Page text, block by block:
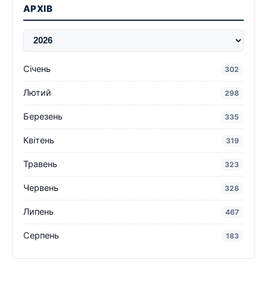
АРХІВ
Січень 302
Лютий 298
Березень 335
Квітень 319
Травень 323
Червень 328
Липень 467
Серпень 183